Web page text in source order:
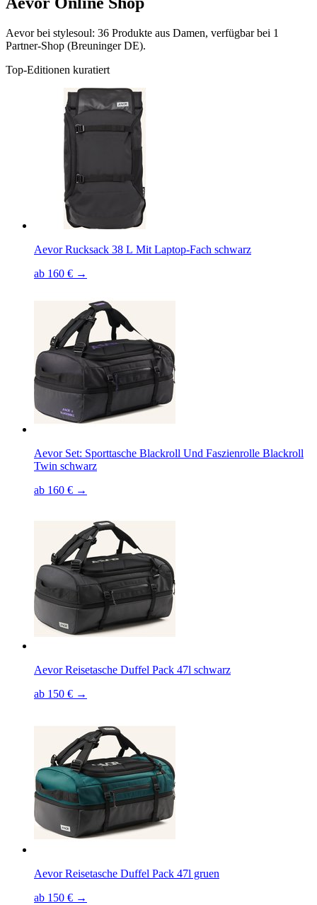
Aevor bei stylesoul: 36 Produkte aus Damen, verfügbar bei 1
Partner-Shop (Breuninger DE).
Top-Editionen kuratiert
Aevor Rucksack 38 L Mit Laptop-Fach schwarz
ab 160 € →
Aevor Set: Sporttasche Blackroll Und Faszienrolle Blackroll
Twin schwarz
ab 160 € →
Aevor Reisetasche Duffel Pack 47l schwarz
ab 150 € →
Aevor Reisetasche Duffel Pack 47l gruen
ab 150 € →